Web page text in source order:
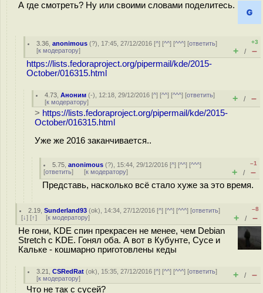
А где смотреть? Ну или своими словами поделитесь.
3.36 ,anonimous (?), 17:45, 27/12/2016 [^] [^^] [^^^] [ответить]
[к модератору]
+3
+ / –
https://lists.fedoraproject.org/pipermail/kde/2015-
October/016315.html
4.73 ,Аноним (-), 12:18, 29/12/2016 [^] [^^] [^^^] [ответить]
[к модератору] + / –
> https://lists.fedoraproject.org/pipermail/kde/2015-
October/016315.html
Уже же 2016 заканчивается..
5.75 ,anonimous (?), 15:44, 29/12/2016 [^] [^^] [^^^]
[ответить] [к модератору]
–1
+ / –
Представь, насколько всё стало хуже за это время.
2.19 ,Sunderland93 (ok), 14:34, 27/12/2016 [^] [^^] [^^^] [ответить]
[↓] [↑] [к модератору]
–8
+ / –
Не гони, KDE спин прекрасен не менее, чем Debian
Stretch с KDE. Гонял оба. А вот в Кубунте, Сусе и
Кальке - кошмарно приготовлены кеды
3.21 ,CSRedRat (ok), 15:35, 27/12/2016 [^] [^^] [^^^] [ответить]
[к модератору] + / –
Что не так с сусей?